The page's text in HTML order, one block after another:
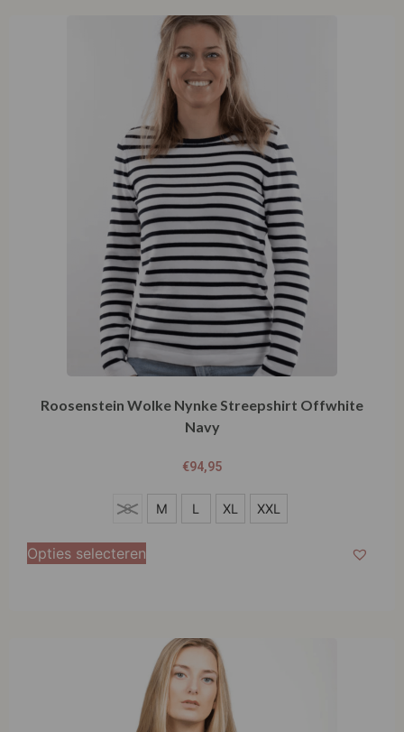
Roosenstein Wolke Nynke Streepshirt Offwhite
Navy
€94,95
M
S M L XL XXL
Opties selecteren